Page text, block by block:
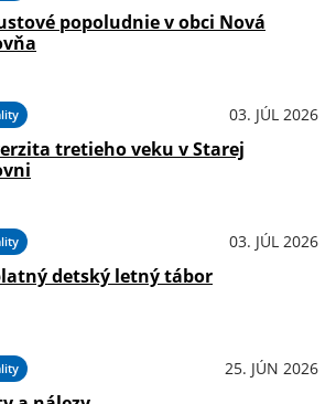
popoludnie v obci Nová
03. JÚL 2026
tretieho veku v Starej
03. JÚL 2026
detský letný tábor
25. JÚN 2026